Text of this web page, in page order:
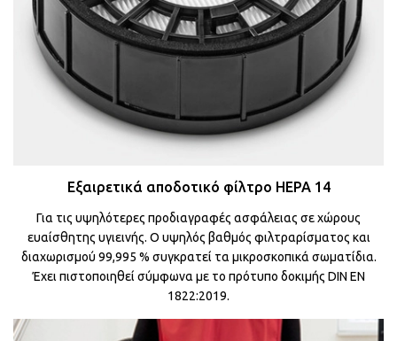
Εξαιρετικά αποδοτικό φίλτρο HEPA 14
Για τις υψηλότερες προδιαγραφές ασφάλειας σε χώρους
ευαίσθητης υγιεινής. Ο υψηλός βαθμός φιλτραρίσματος και
διαχωρισμού 99,995 % συγκρατεί τα μικροσκοπικά σωματίδια.
Έχει πιστοποιηθεί σύμφωνα με το πρότυπο δοκιμής DIN EN
1822:2019.